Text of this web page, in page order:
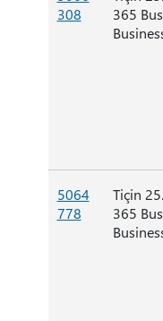
308
365
5064
778
Tiçin
365